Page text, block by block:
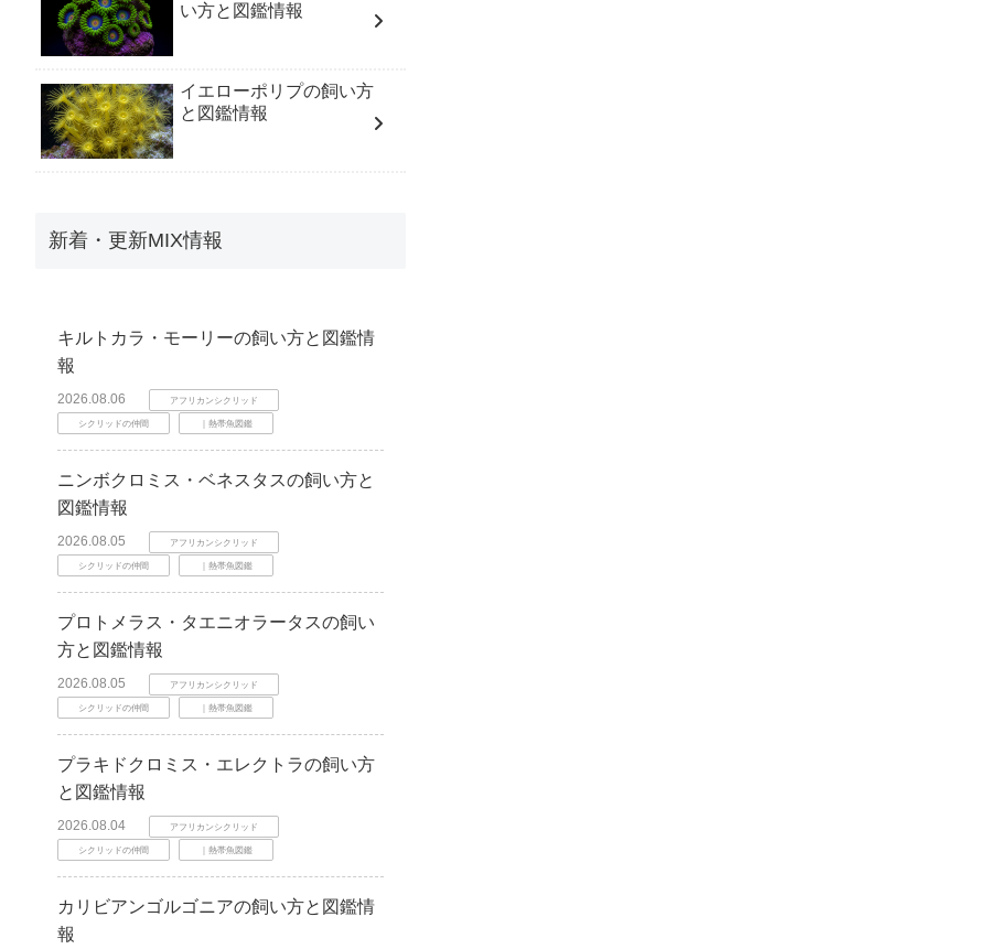
い方と図鑑情報
イエローポリプの飼い方
と図鑑情報
新着・更新MIX情報
キルトカラ・モーリーの飼い方と図鑑情
報
2026.08.06 アフリカンシクリッド
シクリッドの仲間 ｜熱帯魚図鑑
ニンボクロミス・ベネスタスの飼い方と
図鑑情報
2026.08.05 アフリカンシクリッド
シクリッドの仲間 ｜熱帯魚図鑑
プロトメラス・タエニオラータスの飼い
方と図鑑情報
2026.08.05 アフリカンシクリッド
シクリッドの仲間 ｜熱帯魚図鑑
プラキドクロミス・エレクトラの飼い方
と図鑑情報
2026.08.04 アフリカンシクリッド
シクリッドの仲間 ｜熱帯魚図鑑
カリビアンゴルゴニアの飼い方と図鑑情
報